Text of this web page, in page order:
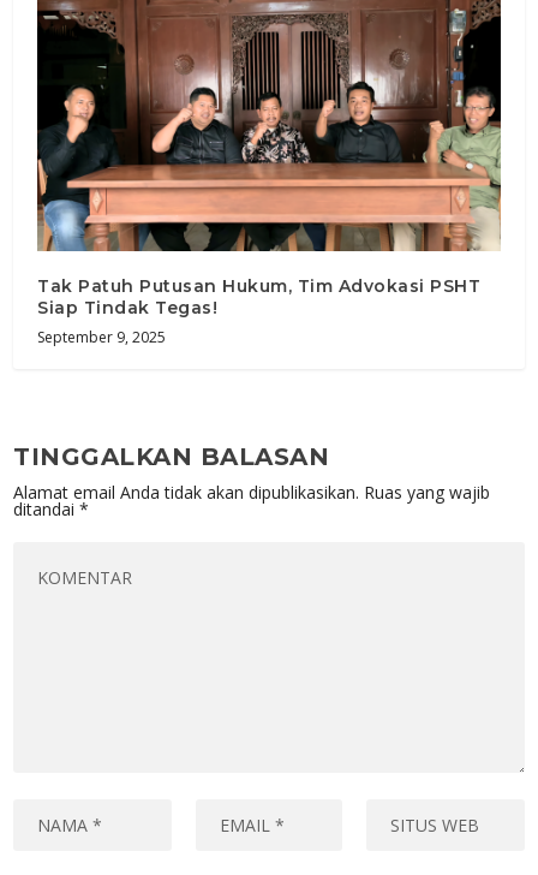
Tak Patuh Putusan Hukum, Tim Advokasi PSHT
Siap Tindak Tegas!
September 9, 2025
TINGGALKAN BALASAN
Alamat email Anda tidak akan dipublikasikan. Ruas yang wajib
ditandai*